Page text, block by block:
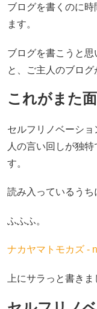
ブログを書くのに
ます。
ブログを書こうと
と、ご主人のブログ
これがまた面
セルフリノベーシ
人の言い回しが独
す。
読み入っているうち
ふふふ。
ナカヤマトモカズ -
上にサラっと書き